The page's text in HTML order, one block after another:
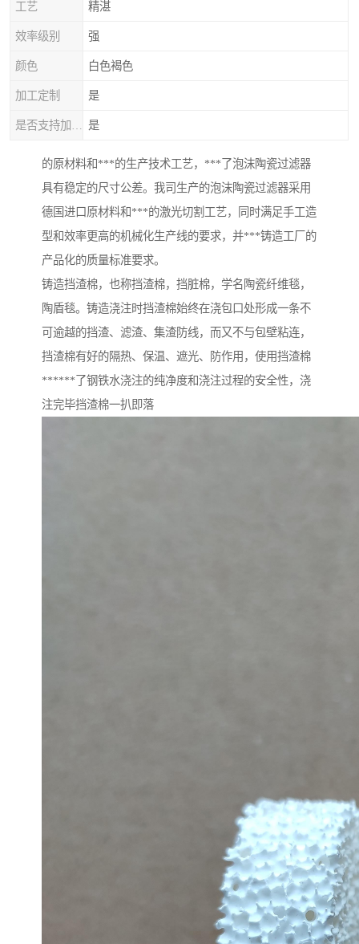
工艺 精湛
效率级别 强
颜色 白色褐色
加工定制 是
是
的原材料和***的生产技术工艺，***了泡沫陶瓷过滤器
具有稳定的尺寸公差。我司生产的泡沫陶瓷过滤器采用
德国进口原材料和***的激光切割工艺，同时满足手工造
型和效率更高的机械化生产线的要求，并***铸造工厂的
产品化的质量标准要求。
铸造挡渣棉，也称挡渣棉，挡脏棉，学名陶瓷纤维毯，
陶盾毯。铸造浇注时挡渣棉始终在浇包口处形成一条不
可逾越的挡渣、滤渣、集渣防线，而又不与包壁粘连，
挡渣棉有好的隔热、保温、遮光、防作用，使用挡渣棉
******了钢铁水浇注的纯净度和浇注过程的安全性，浇
注完毕挡渣棉一扒即落